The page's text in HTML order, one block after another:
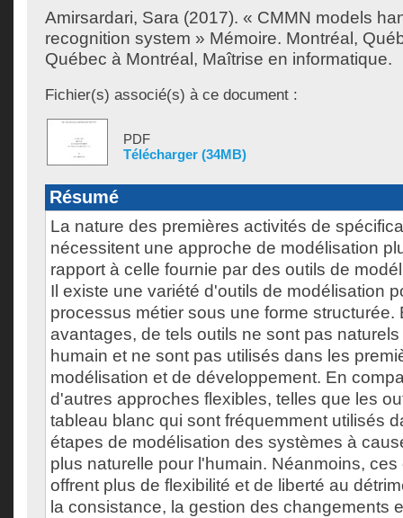
Amirsardari, Sara (2017). « CMMN models
recognition system » Mémoire. Montréal,
Québec à Montréal, Maîtrise en informatique.
Fichier(s) associé(s) à ce document :
PDF
Télécharger (34MB)
Résumé
La nature des premières activités de
nécessitent une approche de modélisation
rapport à celle fournie par des outils de
Il existe une variété d'outils de modélisation
processus métier sous une forme structurée.
avantages, de tels outils ne sont pas
humain et ne sont pas utilisés dans les
modélisation et de développement. En
d'autres approches flexibles, telles que les
tableau blanc qui sont fréquemment utilisés
étapes de modélisation des systèmes à
plus naturelle pour l'humain. Néanmoins, ces
offrent plus de flexibilité et de liberté au
la consistance, la gestion des changements